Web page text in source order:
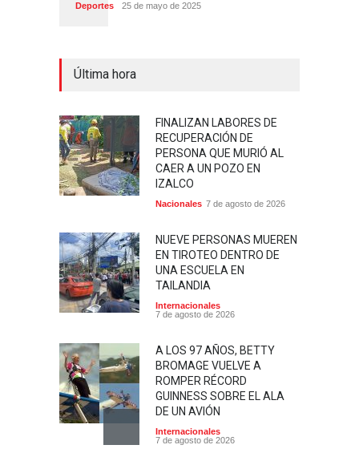
Deportes 25 de mayo de 2025
Última hora
FINALIZAN LABORES DE
RECUPERACIÓN DE
PERSONA QUE MURIÓ AL
CAER A UN POZO EN
IZALCO
Nacionales 7 de agosto de 2026
NUEVE PERSONAS MUEREN
EN TIROTEO DENTRO DE
UNA ESCUELA EN
TAILANDIA
Internacionales
7 de agosto de 2026
A LOS 97 AÑOS, BETTY
BROMAGE VUELVE A
ROMPER RÉCORD
GUINNESS SOBRE EL ALA
DE UN AVIÓN
Internacionales
7 de agosto de 2026